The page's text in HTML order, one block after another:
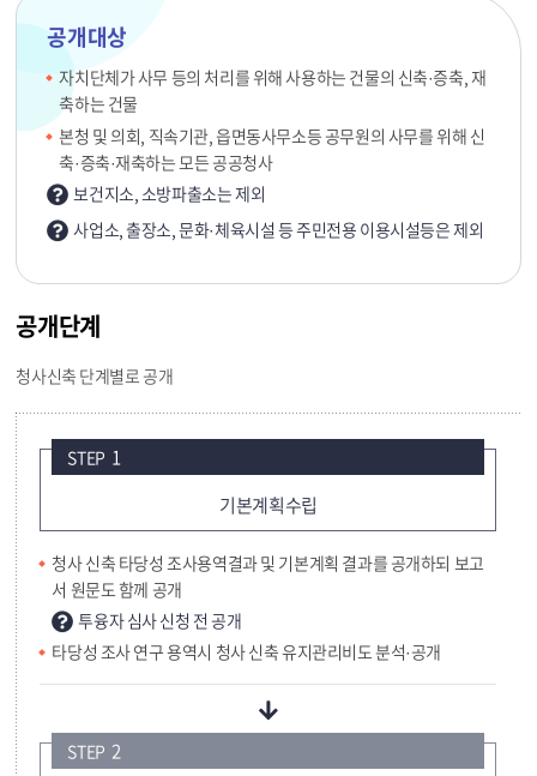
공개대상
자치단체가 사무 등의 처리를 위해 사용하는 건물의 신축·증축, 재
축하는 건물
본청 및 의회, 직속기관, 읍면동사무소등 공무원의 사무를 위해 신
축·증축·재축하는 모든 공공청사
보건지소, 소방파출소는 제외
사업소, 출장소, 문화·체육시설 등 주민전용 이용시설등은 제외
공개단계
청사신축 단계별로 공개
STEP 1
기본계획수립
청사 신축 타당성 조사용역결과 및 기본계획 결과를 공개하되 보고
서 원문도 함께 공개
투융자 심사 신청 전 공개
타당성 조사 연구 용역시 청사 신축 유지관리비도 분석·공개
STEP 2